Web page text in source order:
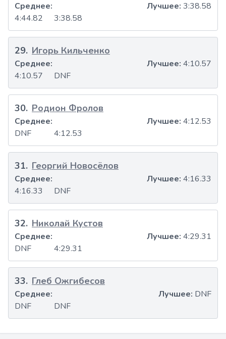
4:44.82 3:38.58
Среднее: Лучшее: 3:38.58
29. Игорь Кильченко
4:10.57 DNF
Среднее: Лучшее: 4:10.57
30. Родион Фролов
DNF 4:12.53
Среднее: Лучшее: 4:12.53
31. Георгий Новосёлов
4:16.33 DNF
Среднее: Лучшее: 4:16.33
32. Николай Кустов
DNF 4:29.31
Среднее: Лучшее: 4:29.31
33. Глеб Ожгибесов
DNF DNF
Среднее: Лучшее: DNF